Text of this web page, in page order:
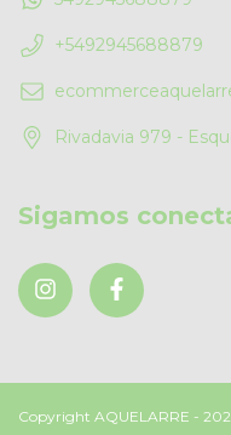
+5492945688879
Rivadavia 979 -
Sigamos
Copyright AQUELARRE -